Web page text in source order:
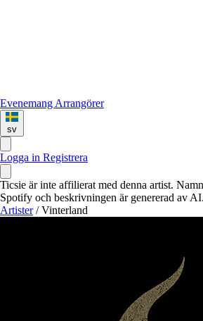
Evenemang Arrangörer
sv
Logga in Registrera
Ticsie är inte affilierat med denna artist.
Spotify och beskrivningen är genererad av AI.
Artister / Vinterland